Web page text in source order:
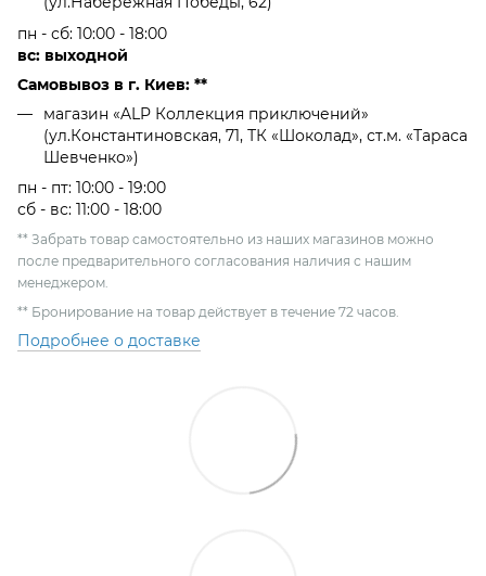
пн - сб: 10:00 - 18:00
вс: выходной
Самовывоз в г. Киев: **
магазин «ALP Коллекция приключений»
(ул.Константиновская, 71, ТК «Шоколад», ст.м. «Тараса
Шевченко»)
пн - пт: 10:00 - 19:00
сб - вс: 11:00 - 18:00
** Забрать товар самостоятельно из наших магазинов можно
после предварительного согласования наличия с нашим
менеджером.
** Бронирование на товар действует в течение 72 часов.
Подробнее о доставке